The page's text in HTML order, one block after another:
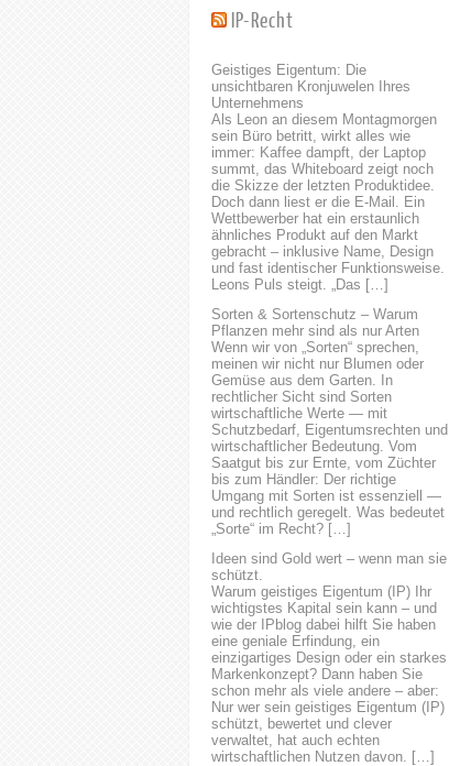
ist ein wichtiger Prozess, der
von Unternehmen und
durchgeführt wird, um die
besten IT-Lösungen für ihre
Bedürfnisse zu finden. horak.
RECHTSANWÄLTE/
FACHANWÄLTE /
PATENTANWÄLTE Rufen Sie
uns einfach an. Wir beraten
Sie gerne. Eine erfolgreiche
IT-Vergabe erfordert eine
sorgfältige Planung und
Vorbereitung. Zunächst
des Unternehmens oder der
öffentlichen Einrichtung klar
definiert werden. Dies umfasst
die Identifizierung der
benötigten IT-Lösungen, die
Funktionalität, die Leistung
und...
IP-Recht
Geistiges Eigentum: Die
unsichtbaren Kronjuwelen Ihres
Unternehmens
Als Leon an diesem Montagmorgen
sein Büro betritt, wirkt alles wie
immer: Kaffee dampft, der Laptop
summt, das Whiteboard zeigt noch
die Skizze der letzten Produktidee.
Doch dann liest er die E-Mail. Ein
Wettbewerber hat ein erstaunlich
ähnliches Produkt auf den Markt
gebracht – inklusive Name, Design
und fast identischer Funktionsweise.
Leons Puls steigt. „Das […]
Sorten & Sortenschutz – Warum
Pflanzen mehr sind als nur Arten
Wenn wir von „Sorten“ sprechen,
meinen wir nicht nur Blumen oder
Gemüse aus dem Garten. In
rechtlicher Sicht sind Sorten
wirtschaftliche Werte — mit
Schutzbedarf, Eigentumsrechten und
wirtschaftlicher Bedeutung. Vom
Saatgut bis zur Ernte, vom Züchter
bis zum Händler: Der richtige
Umgang mit Sorten ist essenziell —
und rechtlich geregelt. Was bedeutet
„Sorte“ im Recht? […]
Ideen sind Gold wert – wenn man sie
schützt.
Warum geistiges Eigentum (IP) Ihr
wichtigstes Kapital sein kann – und
wie der IPblog dabei hilft Sie haben
eine geniale Erfindung, ein
einzigartiges Design oder ein starkes
Markenkonzept? Dann haben Sie
schon mehr als viele andere – aber:
Nur wer sein geistiges Eigentum (IP)
schützt, bewertet und clever
verwaltet, hat auch echten
wirtschaftlichen Nutzen davon. […]